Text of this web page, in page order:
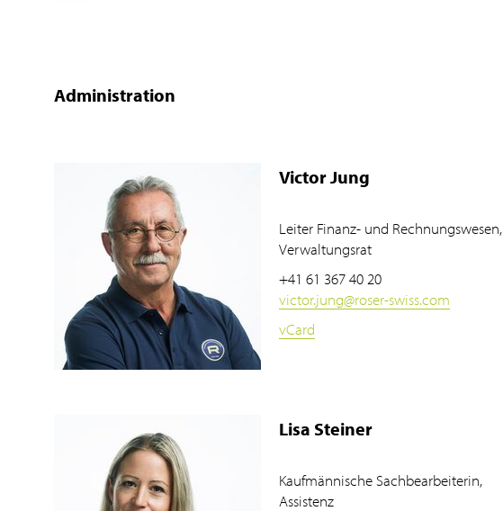
Administration
Victor Jung
Leiter Finanz- und Rechnungswesen,
Verwaltungsrat
+41 61 367 40 20
victor.jung@roser-swiss.com
vCard
Lisa Steiner
Kaufmännische Sachbearbeiterin,
Assistenz